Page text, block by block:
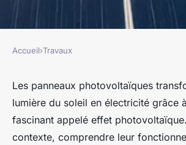
Comment fonctionne
les panneaux
?
Accueil›Travaux
Les panneaux photovoltaïques
lumière du soleil en électricité grâce
fascinant appelé effet
contexte, comprendre leur